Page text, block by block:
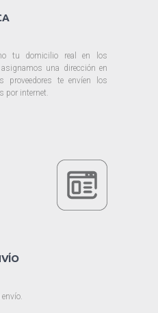
tu domicilio real en los
una dirección en
proveedores te envíen los
por internet.